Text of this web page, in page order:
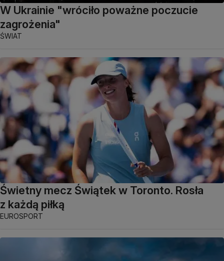
W Ukrainie "wróciło poważne poczucie
zagrożenia"
ŚWIAT
Świetny mecz Świątek w Toronto. Rosła
z każdą piłką
EUROSPORT